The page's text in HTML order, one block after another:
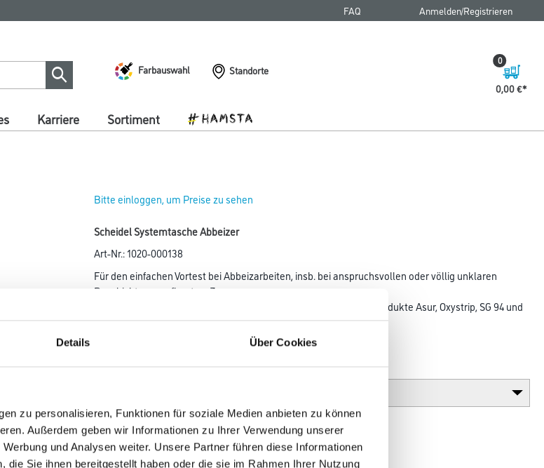
Details Über Cookies
zu personalisieren, Funktionen für soziale Medien anbieten zu können
Außerdem geben wir Informationen zu Ihrer Verwendung unserer
und Analysen weiter. Unsere Partner führen diese Informationen
die Sie ihnen bereitgestellt haben oder die sie im Rahmen Ihrer Nutzung
FAQ Anmelden/Registrieren
Farbauswahl
Standorte
0,00 €
0
Karriere Sortiment
Bitte einloggen, um Preise zu sehen
Scheidel Systemtasche Abbeizer
Art-Nr.:1020-000138
Für den einfachen Vortest bei Abbeizarbeiten, insb. bei anspruchsvollen oder völlig unklaren
Beschichtungsaufbauten. Zur
Ermittlung des optimalen Abbeizers. Enthält 1-Liter-Dosen der Produkte Asur, Oxystrip, SG 94 und
0,5 l UltraFix, sowie alle
anderen Entlacker in Musterdosen in einer attraktiven Tasche.
Farbtonbezeichnung Gebinde
Umrechnungsfaktoren